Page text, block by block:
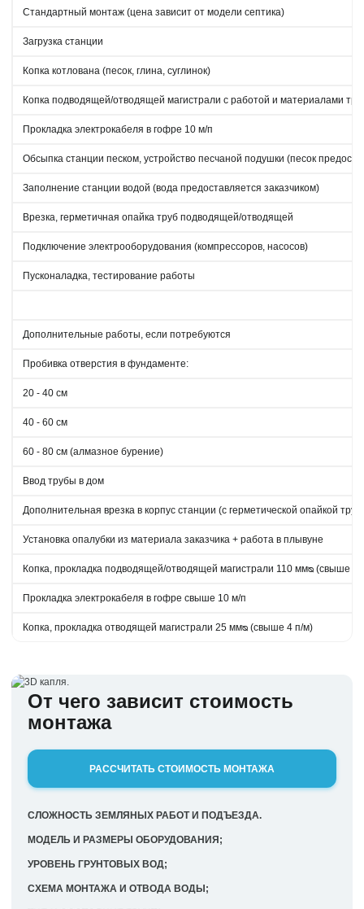
Стандартный монтаж (цена зависит от модели септика)
Загрузка станции
Копка котлована (песок, глина, суглинок)
Копка подводящей/отводящей магистрали с работой и материалами
Прокладка электрокабеля в гофре 10 м/п
Обсыпка станции песком, устройство песчаной подушки (песок
Заполнение станции водой (вода предоставляется заказчиком)
Врезка, герметичная опайка труб подводящей/отводящей
Подключение электрооборудования (компрессоров, насосов)
Пусконаладка, тестирование работы
Дополнительные работы, если потребуются
Пробивка отверстия в фундаменте:
20 - 40 см
40 - 60 см
60 - 80 см (алмазное бурение)
Ввод трубы в дом
Дополнительная врезка в корпус станции (с герметической опайкой
Установка опалубки из материала заказчика + работа в плывуне
Копка, прокладка подводящей/отводящей магистрали 110 ммᴓ (свыше 4
Прокладка электрокабеля в гофре свыше 10 м/п
Копка, прокладка отводящей магистрали 25 ммᴓ (свыше 4 п/м)
От чего зависит стоимость
монтажа
РАССЧИТАТЬ СТОИМОСТЬ МОНТАЖА
МОДЕЛЬ И РАЗМЕРЫ ОБОРУДОВАНИЯ;
УРОВЕНЬ ГРУНТОВЫХ ВОД;
СХЕМА МОНТАЖА И ОТВОДА ВОДЫ;
СЛОЖНОСТЬ ЗЕМЛЯНЫХ РАБОТ И ПОДЪЕЗДА.